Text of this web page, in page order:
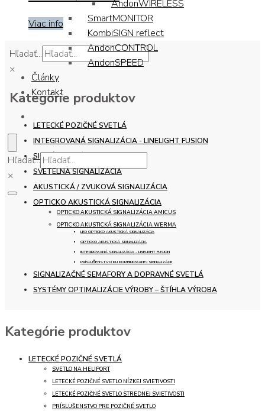
AndonWIRELESS
SmartMONITOR
KombiSIGN reflect
AndonCONTROL
AndonSPEED
Články
Kontakt
Hľadať...
×
Viac info
Hľadať...
×
Kategórie produktov
LETECKÉ POZIČNÉ SVETLÁ
INTEGROVANÁ SIGNALIZÁCIA - LINELIGHT FUSION
SIGNÁLNE STĹPY
SVETELNÁ SIGNALIZÁCIA
AKUSTICKÁ / ZVUKOVÁ SIGNALIZÁCIA
OPTICKO AKUSTICKÁ SIGNALIZÁCIA
OPTICKO AKUSTICKÁ SIGNALIZÁCIA AMICUS
OPTICKO AKUSTICKÁ SIGNALIZÁCIA WERMA
LED OPTICKO AKUSTICKÁ SIGNALIZÁCIA
OPTICKO AKUSTICKÁ SIGNALIZÁCIA
INTEGROVANÁ SIGNALIZÁCIA - LINELIGHT FUSION
PRÍSLUŠENSTVO KU KOMBINOVANEJ SIGNALIZÁCII
SIGNALIZAČNÉ SEMAFORY A DOPRAVNÉ SVETLÁ
SYSTÉMY OPTIMALIZÁCIE VÝROBY – ŠTÍHLA VÝROBA
Kategórie produktov
LETECKÉ POZIČNÉ SVETLÁ
SVETLO NA HELIPORT
LETECKÉ POZIČNÉ SVETLO NÍZKEJ SVIETIVOSTI
LETECKÉ POZIČNÉ SVETLO STREDNEJ SVIETIVOSTI
PRÍSLUŠENSTVO PRE POZIČNÉ SVETLO